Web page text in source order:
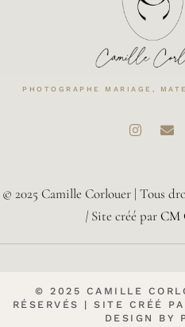
PHOTOGRAPHE MARIAGE,
© 2025 Camille Corlouer | Tous
| Site créé parCM
© 2025 CAMILLE
RÉSERVÉS | SITE CRÉÉ
DESIGN BY